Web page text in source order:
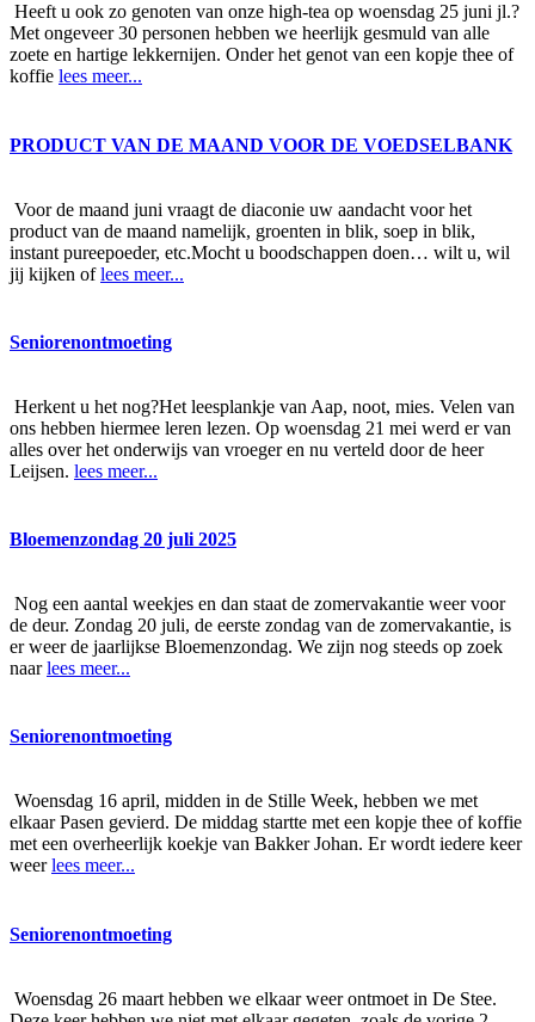
Heeft u ook zo genoten van onze high-tea op woensdag 25 juni jl.?
Met ongeveer 30 personen hebben we heerlijk gesmuld van alle
zoete en hartige lekkernijen. Onder het genot van een kopje thee of
koffie lees meer...
PRODUCT VAN DE MAAND VOOR DE VOEDSELBANK
Voor de maand juni vraagt de diaconie uw aandacht voor het
product van de maand namelijk, groenten in blik, soep in blik,
instant pureepoeder, etc.Mocht u boodschappen doen… wilt u, wil
jij kijken oflees meer...
Seniorenontmoeting
Herkent u het nog?Het leesplankje van Aap, noot, mies. Velen van
ons hebben hiermee leren lezen. Op woensdag 21 mei werd er van
alles over het onderwijs van vroeger en nu verteld door de heer
Leijsen. lees meer...
Bloemenzondag 20 juli 2025
Nog een aantal weekjes en dan staat de zomervakantie weer voor
de deur. Zondag 20 juli, de eerste zondag van de zomervakantie, is
er weer de jaarlijkse Bloemenzondag. We zijn nog steeds op zoek
naarlees meer...
Seniorenontmoeting
Woensdag 16 april, midden in de Stille Week, hebben we met
elkaar Pasen gevierd. De middag startte met een kopje thee of koffie
met een overheerlijk koekje van Bakker Johan. Er wordt iedere keer
weerlees meer...
Seniorenontmoeting
Woensdag 26 maart hebben we elkaar weer ontmoet in De Stee.